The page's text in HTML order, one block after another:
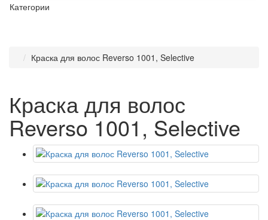
Категории
Краска для волос Reverso 1001, Selective
Краска для волос
Reverso 1001, Selective